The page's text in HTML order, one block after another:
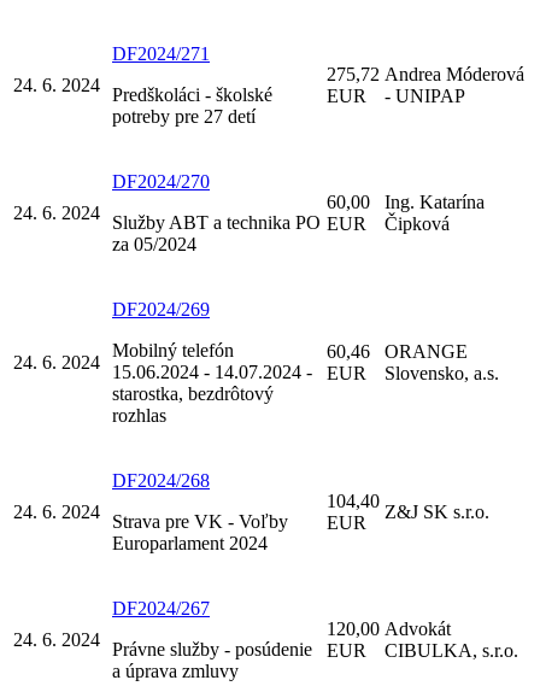
24. 6. 2024
DF2024/271
Predškoláci - školské
potreby pre 27 detí
275,72
EUR
Andrea Móderová
- UNIPAP
24. 6. 2024
DF2024/270
Služby ABT a technika PO
za 05/2024
60,00
EUR
Ing. Katarína
Čipková
24. 6. 2024
DF2024/269
Mobilný telefón
15.06.2024 - 14.07.2024 -
starostka, bezdrôtový
rozhlas
60,46
EUR
ORANGE
Slovensko, a.s.
24. 6. 2024
DF2024/268
Strava pre VK - Voľby
Europarlament 2024
104,40
EUR
Z&J SK s.r.o.
24. 6. 2024
DF2024/267
Právne služby - posúdenie
a úprava zmluvy
120,00
EUR
Advokát
CIBULKA, s.r.o.